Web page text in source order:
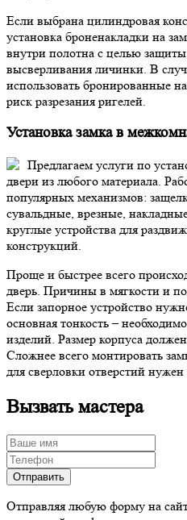
Если выбрана цилиндровая
установка броненакладки на
внутри полотна с целью
высверливания личинки. В
использовать бронированные
риск разрезания ригелей.
Установка замка в
Предлагаем услуги по
двери из любого материала.
популярных механизмов:
сувальдные, врезные,
круглые устройства для
конструкций.
Проще и быстрее всего
дверь. Причины в мягкости и
Если запорное устройство
основная тонкость –
изделий. Размер корпуса
Сложнее всего монтировать
для сверловки отверстий
Вызвать мастера
Отправляя любую форму на